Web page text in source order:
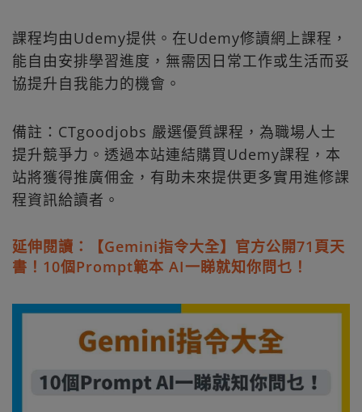
課程均由Udemy提供。在Udemy修讀網上課程，
能自由安排學習進度，無需因日常工作或生活而妥
協提升自我能力的機會。
備註：CTgoodjobs 嚴選優質課程，為職場人士
提升競爭力。透過本站連結購買Udemy課程，本
站將獲得推廣佣金，有助未來提供更多實用進修課
程資訊給讀者。
延伸閱讀：【Gemini指令大全】官方公開71頁天
書！10個Prompt範本 AI一睇就知你問乜！